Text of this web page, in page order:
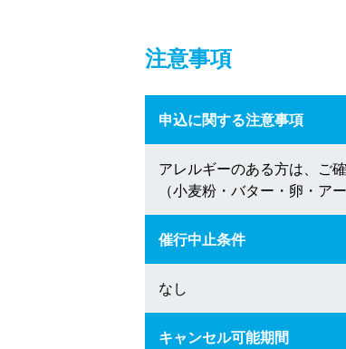
注意事項
申込に関する注意事項
アレルギーのある方は、ご
（小麦粉・バター・卵・ア
催行中止条件
なし
キャンセル可能期間